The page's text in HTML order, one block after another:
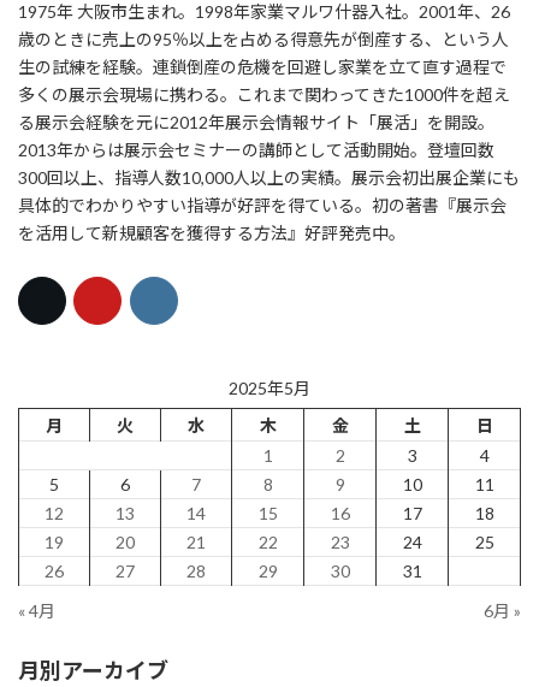
1975年 大阪市生まれ。1998年家業マルワ什器入社。2001年、26
歳のときに売上の95％以上を占める得意先が倒産する、という人
生の試練を経験。連鎖倒産の危機を回避し家業を立て直す過程で
多くの展示会現場に携わる。これまで関わってきた1000件を超え
る展示会経験を元に2012年展示会情報サイト「展活」を開設。
2013年からは展示会セミナーの講師として活動開始。登壇回数
300回以上、指導人数10,000人以上の実績。展示会初出展企業にも
具体的でわかりやすい指導が好評を得ている。初の著書『展示会
を活用して新規顧客を獲得する方法』好評発売中。
2025年5月
月
火 水 木 金 土
日
1
2 3
4
5
6 7 8 9 10
11
12
13 14 15 16 17
18
19
20 21 22 23 24
25
26
27 28 29 30
31
« 4月
6月 »
月別アーカイブ